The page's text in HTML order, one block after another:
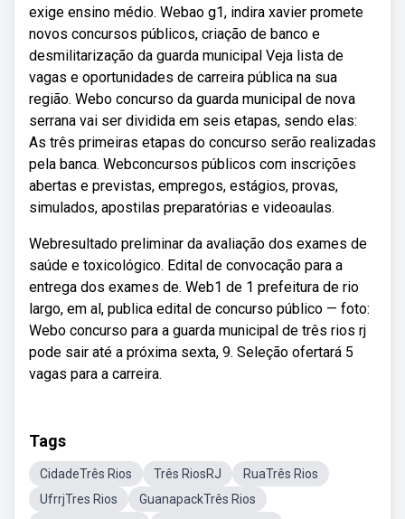
exige ensino médio. Webao g1, indira xavier promete
novos concursos públicos, criação de banco e
desmilitarização da guarda municipal Veja lista de
vagas e oportunidades de carreira pública na sua
região. Webo concurso da guarda municipal de nova
serrana vai ser dividida em seis etapas, sendo elas:
As três primeiras etapas do concurso serão realizadas
pela banca. Webconcursos públicos com inscrições
abertas e previstas, empregos, estágios, provas,
simulados, apostilas preparatórias e videoaulas.
Webresultado preliminar da avaliação dos exames de
saúde e toxicológico. Edital de convocação para a
entrega dos exames de. Web1 de 1 prefeitura de rio
largo, em al, publica edital de concurso público — foto:
Webo concurso para a guarda municipal de três rios rj
pode sair até a próxima sexta, 9. Seleção ofertará 5
vagas para a carreira.
Tags
CidadeTrês Rios Três RiosRJ
RuaTrês Rios
UfrrjTres Rios
GuanapackTrês Rios